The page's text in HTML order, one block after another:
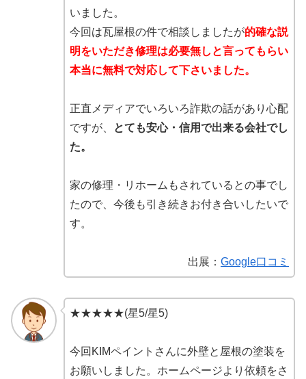
いました。
今回は瓦屋根の件で相談しましたが的確な説
明をいただき修理は必要無しと言ってもらい
本当に無料で対応して下さいました。
正直メディアでいろいろ詐欺の話があり心配
ですが、
とても安心・信用で出来る会社でし
た。
家の修理・リホームもされているとの事でし
たので、今後も引き続きお付き合いしたいで
す。
出展： Google口コミ
★★★★★(星5/星5)
今回KIMペイントさんに外壁と屋根の塗装を
お願いしました。ホームページより依頼をさ